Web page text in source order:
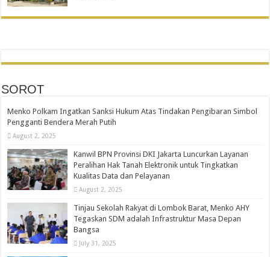
SOROT
Menko Polkam Ingatkan Sanksi Hukum Atas Tindakan Pengibaran Simbol
Pengganti Bendera Merah Putih
August 2, 2025
Kanwil BPN Provinsi DKI Jakarta Luncurkan Layanan
Peralihan Hak Tanah Elektronik untuk Tingkatkan
Kualitas Data dan Pelayanan
August 2, 2025
Tinjau Sekolah Rakyat di Lombok Barat, Menko AHY
Tegaskan SDM adalah Infrastruktur Masa Depan
Bangsa
July 31, 2025